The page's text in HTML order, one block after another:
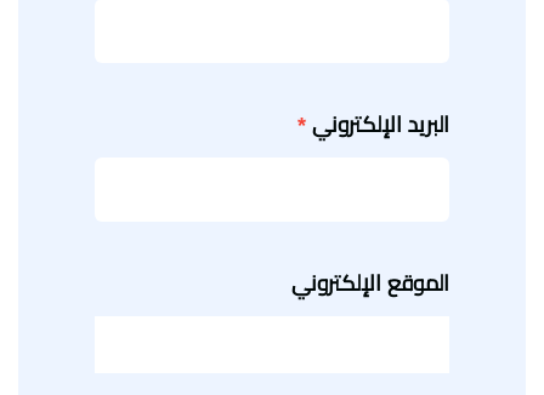
البريد الإلكتروني *
الموقع الإلكتروني